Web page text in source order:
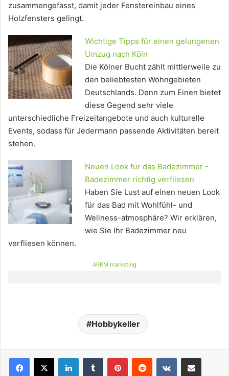
zusammengefasst, damit jeder Fenstereinbau eines
Holzfensters gelingt.
Wichtige Tipps für einen gelungenen
Umzug nach Köln
Die Kölner Bucht zählt mittlerweile zu
den beliebtesten Wohngebieten
Deutschlands. Denn zum Einen bietet
diese Gegend sehr viele
unterschiedliche Freizeitangebote und auch kulturelle
Events, sodass für Jedermann passende Aktivitäten bereit
stehen.
Neuen Look für das Badezimmer -
Badezimmer richtig verfliesen
Haben Sie Lust auf einen neuen Look
für das Bad mit Wohlfühl- und
Wellness-atmosphäre? Wir erklären,
wie Sie Ihr Badezimmer neu
verfliesen können.
ARKM.marketing
Hobbykeller